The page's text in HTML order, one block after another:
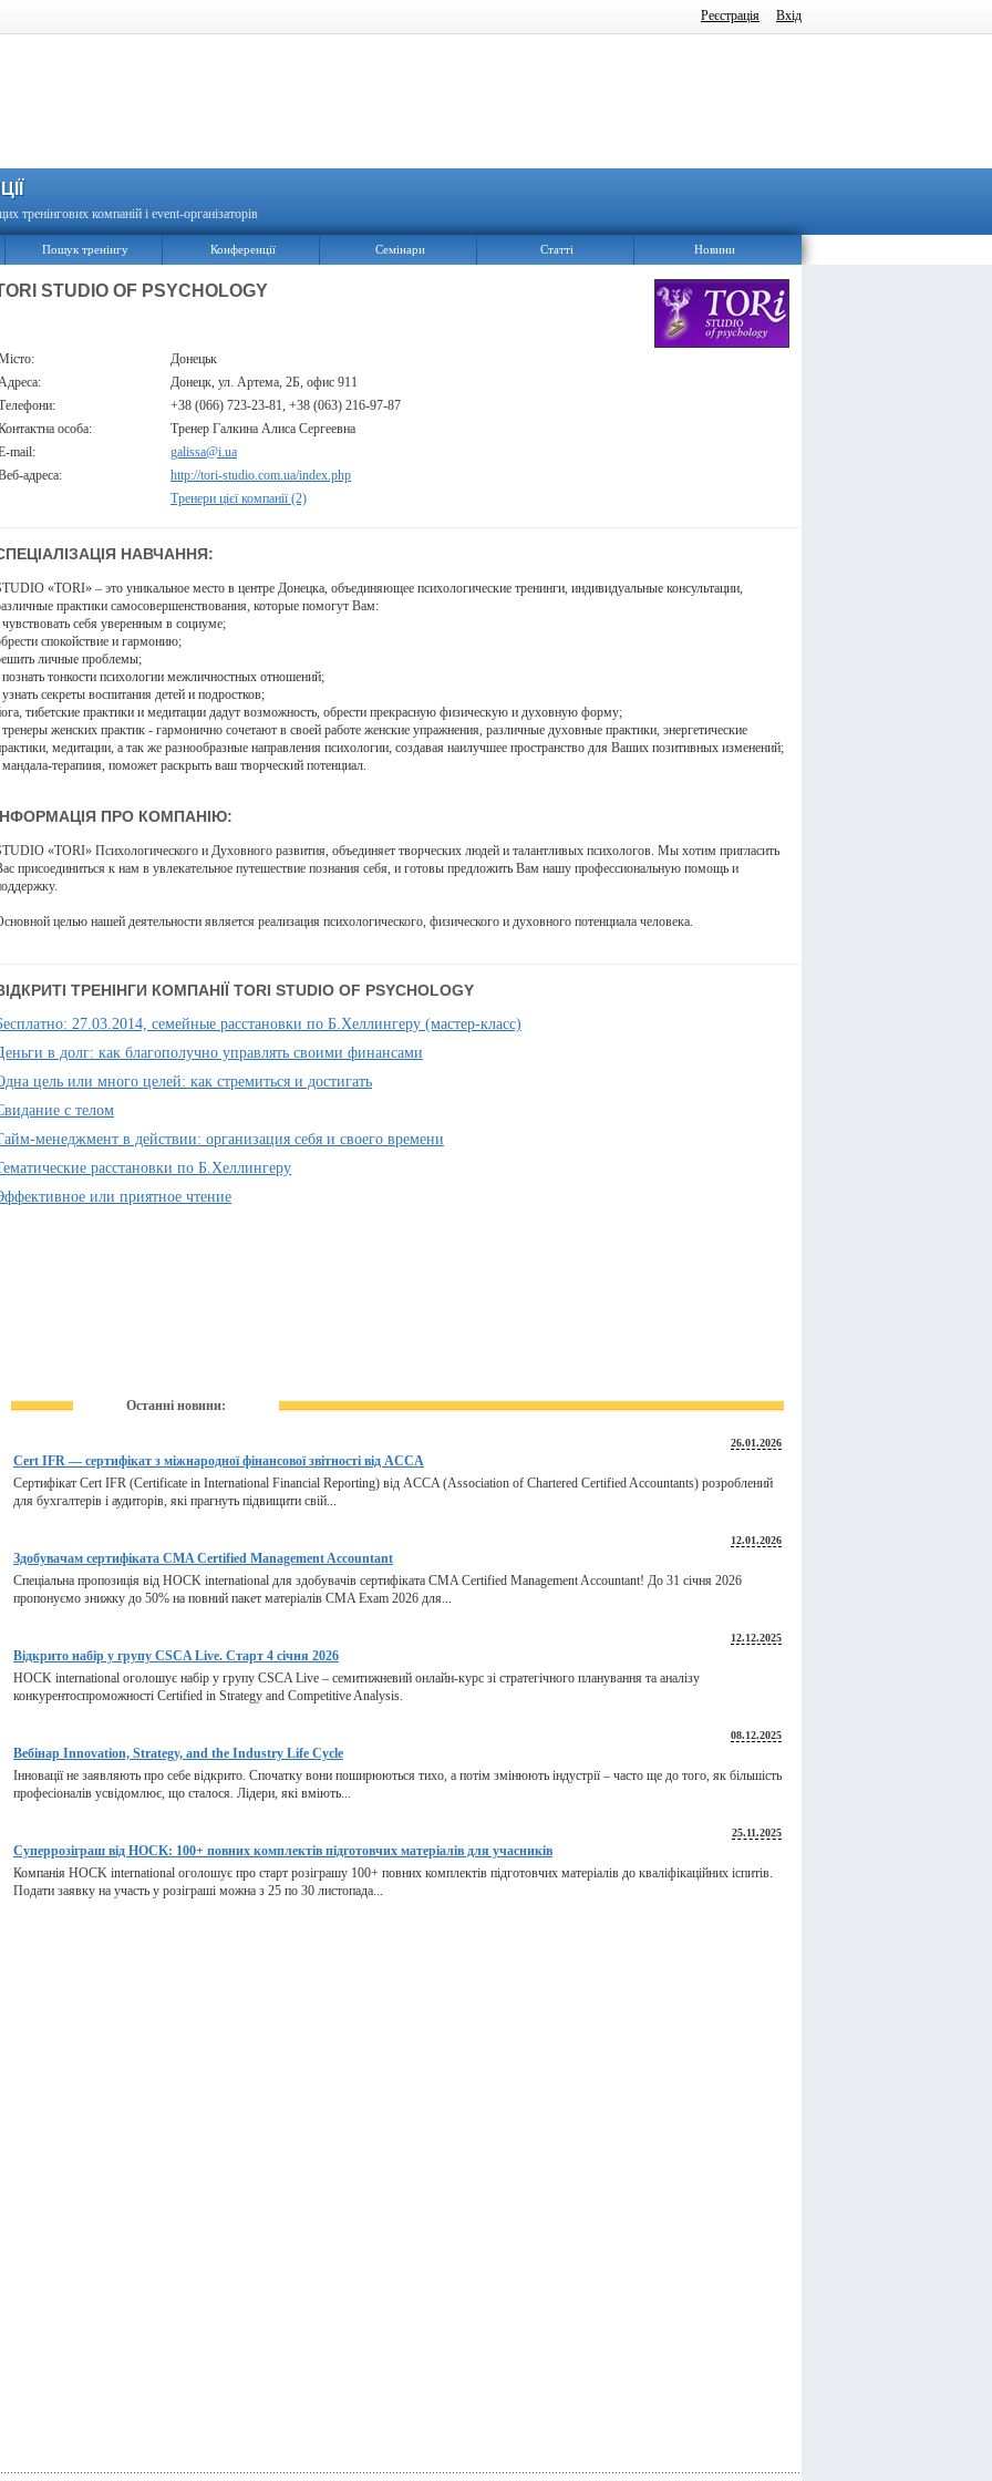
Реєстрація Вхід
тренінгових компаній і event-організаторів
Пошук тренінгу Конференції Семінари Статті Новини
STUDIO OF PSYCHOLOGY
Донецьк
Донецк, ул. Артема, 2Б, офис 911
+38 (066) 723-23-81, +38 (063) 216-97-87
особа:
Тренер Галкина Алиса Сергеевна
mail:
galissa@i.ua
адреса:
http://tori-studio.com.ua/index.php
Тренери цієї компанії (2)
НАВЧАННЯ:
«TORI» – это уникальное место в центре Донецка, объединяющее психологические тренинги, индивидуальные консультации,
практики самосовершенствования, которые помогут Вам:
себя уверенным в социуме;
спокойствие и гармонию;
личные проблемы;
тонкости психологии межличностных отношений;
секреты воспитания детей и подростков;
тибетские практики и медитации дадут возможность, обрести прекрасную физическую и духовную форму;
женских практик - гармонично сочетают в своей работе женские упражнения, различные духовные практики, энергетические
медитации, а так же разнообразные направления психологии, создавая наилучшее пространство для Ваших позитивных изменений;
терапиия, поможет раскрыть ваш творческий потенциал.
ПРО КОМПАНІЮ:
«TORI» Психологического и Духовного развития, объединяет творческих людей и талантливых психологов. Мы хотим пригласить
присоединиться к нам в увлекательное путешествие познания себя, и готовы предложить Вам нашу профессиональную помощь и
целью нашей деятельности является реализация психологического, физического и духовного потенциала человека.
ТРЕНІНГИ КОМПАНІЇ TORI STUDIO OF PSYCHOLOGY
27.03.2014, семейные расстановки по Б.Хеллингеру (мастер-класс)
в долг: как благополучно управлять своими финансами
цель или много целей: как стремиться и достигать
с телом
менеджмент в действии: организация себя и своего времени
расстановки по Б.Хеллингеру
или приятное чтение
Останні новини:
26.01.2026
Cert IFR — сертифікат з міжнародної фінансової звітності від ACCA
Сертифікат Cert IFR (Certificate in International Financial Reporting) від ACCA (Association of Chartered Certified Accountants) розроблений
для бухгалтерів і аудиторів, які прагнуть підвищити свій...
12.01.2026
Здобувачам сертифіката CMA Certified Management Accountant
Спеціальна пропозиція від HOCK international для здобувачів сертифіката CMA Certified Management Accountant! До 31 січня 2026
пропонуємо знижку до 50% на повний пакет матеріалів CMA Exam 2026 для...
12.12.2025
Відкрито набір у групу CSCA Live. Старт 4 січня 2026
HOCK international оголошує набір у групу CSCA Live – семитижневий онлайн-курс зі стратегічного планування та аналізу
конкурентоспроможності Certified in Strategy and Competitive Analysis.
08.12.2025
Вебінар Innovation, Strategy, and the Industry Life Cycle
Інновації не заявляють про себе відкрито. Спочатку вони поширюються тихо, а потім змінюють індустрії – часто ще до того, як більшість
професіоналів усвідомлює, що сталося. Лідери, які вміють...
25.11.2025
Суперрозіграш від HOCK: 100+ повних комплектів підготовчих матеріалів для учасників
Компанія HOCK international оголошує про старт розіграшу 100+ повних комплектів підготовчих матеріалів до кваліфікаційних іспитів.
Подати заявку на участь у розіграші можна з 25 по 30 листопада...